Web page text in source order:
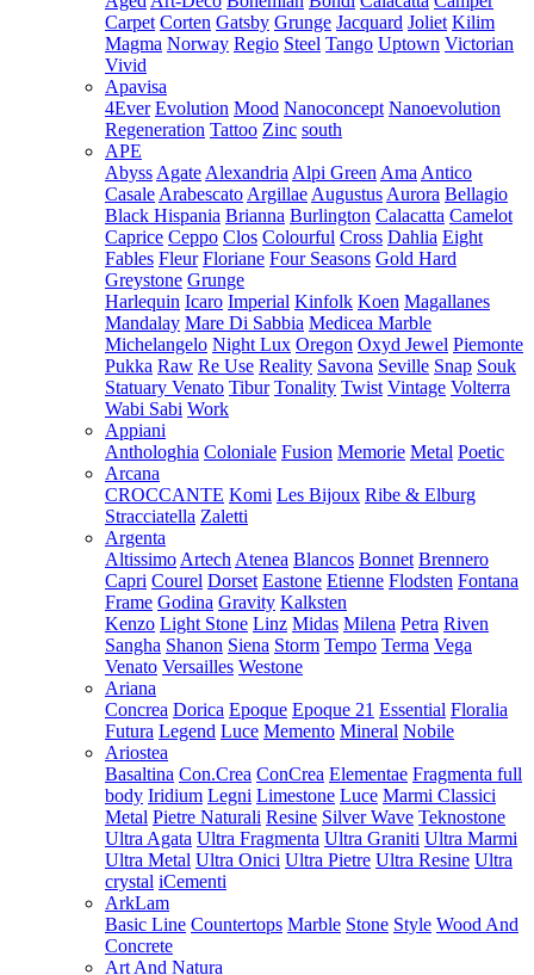
Carpet Corten Gatsby Grunge Jacquard Joliet Kilim
Magma Norway Regio Steel Tango Uptown Victorian
Vivid
Apavisa
4Ever Evolution Mood Nanoconcept Nanoevolution
Regeneration Tattoo Zinc south
APE
Abyss Agate Alexandria Alpi Green Ama Antico
Casale Arabescato Argillae Augustus Aurora Bellagio
Black Hispania Brianna Burlington Calacatta Camelot
Caprice Ceppo Clos Colourful Cross Dahlia Eight
Fables Fleur Floriane Four Seasons Gold Hard
Greystone Grunge
Harlequin Icaro Imperial Kinfolk Koen Magallanes
Mandalay Mare Di Sabbia Medicea Marble
Michelangelo Night Lux Oregon Oxyd Jewel Piemonte
Pukka Raw Re Use Reality Savona Seville Snap Souk
Statuary Venato Tibur Tonality Twist Vintage Volterra
Wabi Sabi Work
Appiani
Anthologhia Coloniale Fusion Memorie Metal Poetic
Arcana
CROCCANTE Komi Les Bijoux Ribe & Elburg
Stracciatella Zaletti
Argenta
Altissimo Artech Atenea Blancos Bonnet Brennero
Capri Courel Dorset Eastone Etienne Flodsten Fontana
Frame Godina Gravity Kalksten
Kenzo Light Stone Linz Midas Milena Petra Riven
Sangha Shanon Siena Storm Tempo Terma Vega
Venato Versailles Westone
Ariana
Concrea Dorica Epoque Epoque 21 Essential Floralia
Futura Legend Luce Memento Mineral Nobile
Ariostea
Basaltina Con.Crea ConCrea Elementae Fragmenta full
body Iridium Legni Limestone Luce Marmi Classici
Metal Pietre Naturali Resine Silver Wave Teknostone
Ultra Agata Ultra Fragmenta Ultra Graniti Ultra Marmi
Ultra Metal Ultra Onici Ultra Pietre Ultra Resine Ultra
crystal iCementi
ArkLam
Basic Line Countertops Marble Stone Style Wood And
Concrete
Art And Natura